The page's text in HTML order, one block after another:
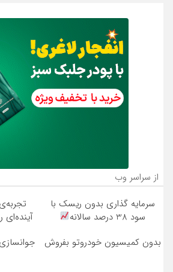
از سراسر وب
سرمایه گذاری بدون ریسک با
سود 38 درصد سالانه
بدون کمیسیون خودروتو بفروش